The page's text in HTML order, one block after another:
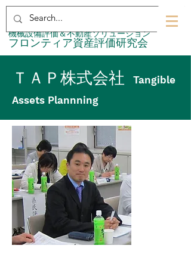
​フロンティア資産評価研究会
​機械設備評価＆不動産ソリューション
ＴＡＰ株式会社
Tangible
Assets Plannning